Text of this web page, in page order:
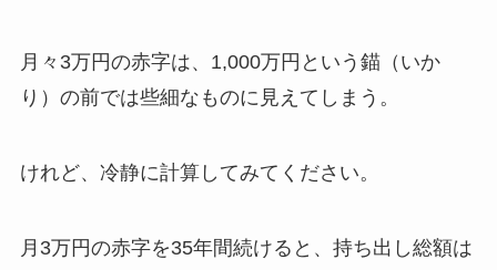
月々3万円の赤字は、1,000万円という錨（いか
り）の前では些細なものに見えてしまう。
けれど、冷静に計算してみてください。
月3万円の赤字を35年間続けると、持ち出し総額は